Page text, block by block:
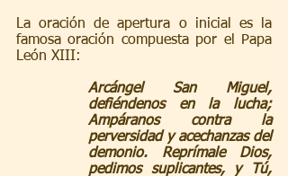
La oración de apertura o inicial es la
famosa oración compuesta por el Papa
León XIII:
Arcángel San Miguel,
defiéndenos en la lucha;
Ampáranos contra la
perversidad y acechanzas del
demonio. Reprímale Dios,
pedimos suplicantes, y Tú,